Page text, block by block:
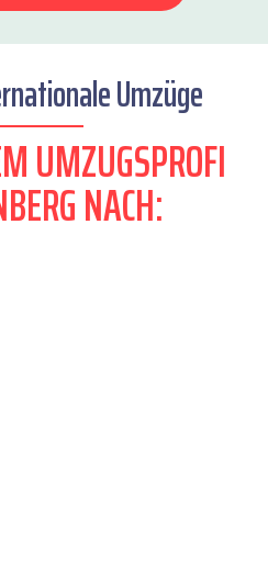
Umzüge
UMZUGSPROFI
NACH: